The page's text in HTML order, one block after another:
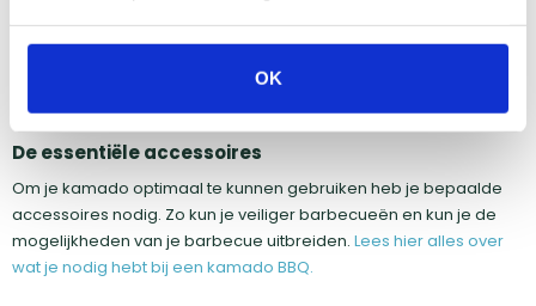
OK
schoonbranden van je kamado.
De essentiële accessoires
Om je kamado optimaal te kunnen gebruiken heb je bepaalde
accessoires nodig. Zo kun je veiliger barbecueën en kun je de
mogelijkheden van je barbecue uitbreiden. Lees hier alles over
wat je nodig hebt bij een kamado BBQ.